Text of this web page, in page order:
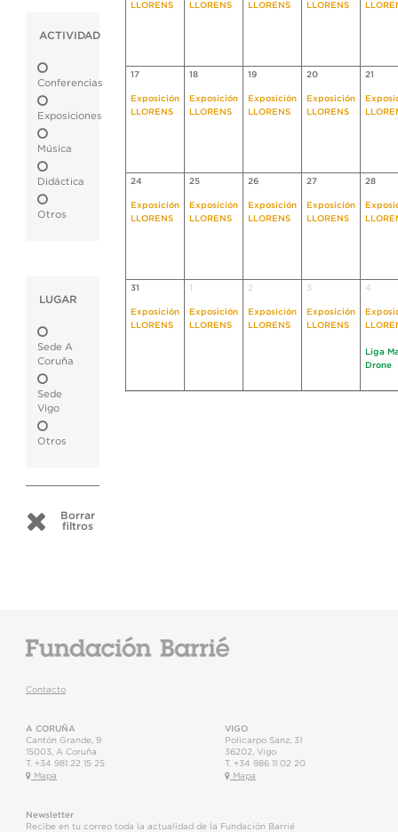
ACTIVIDAD
Conferencias
Exposiciones
Música
Didáctica
Otros
LUGAR
Sede A
Coruña
Sede
Vigo
Otros
Borrar
filtros
LLORENS
LLORENS
LLORENS
LLORENS
17
Exposición
LLORENS
18
Exposición
LLORENS
19
Exposición
LLORENS
20
Exposición
LLORENS
21
24
Exposición
LLORENS
25
Exposición
LLORENS
26
Exposición
LLORENS
27
Exposición
LLORENS
28
31
Exposición
LLORENS
Exposición
LLORENS
2
Exposición
LLORENS
3
Exposición
LLORENS
4
Liga
Drone
Contacto
A CORUÑA
Cantón Grande, 9
15003
A Coruña
T. +34 981 22 15 25
Mapa
VIGO
Policarpo Sanz, 31
36202 Vigo
T. +34 986 11 02 20
Mapa
Newsletter
Recibe en tu correo toda la actualidad de la Fundación Barrié